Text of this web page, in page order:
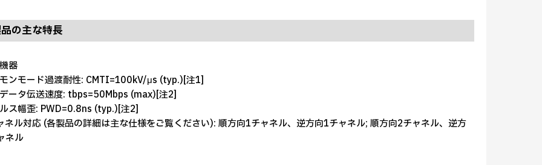
の主な特長
器
モンモード過渡耐性: CMTI=100kV/μs (typ.)[注1]
データ伝送速度: tbps=50Mbps (max)[注2]
ルス幅歪: PWD=0.8ns (typ.)[注2]
ネル対応 (各製品の詳細は主な仕様をご覧ください): 順方向1チャネル、逆方向1チャネル; 順方向2チャネル、逆方
ネル